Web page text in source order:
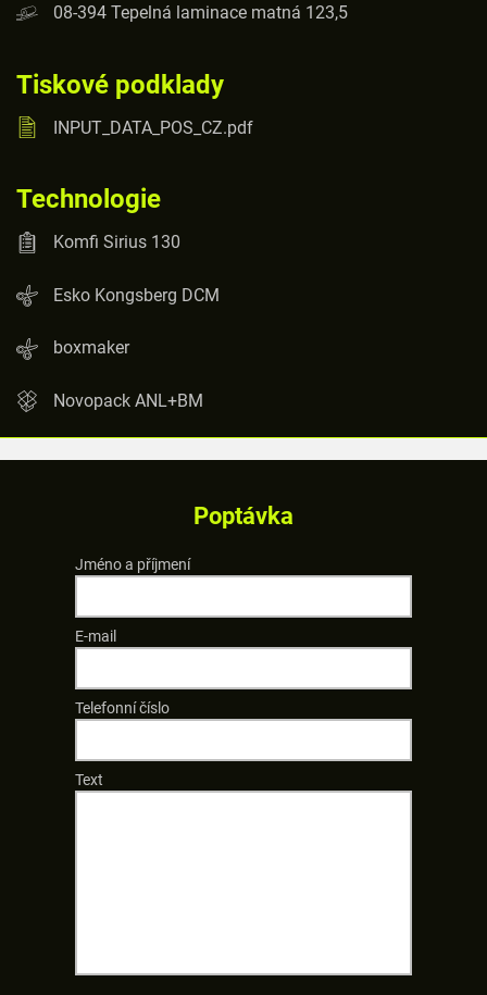
08-394 Tepelná laminace matná 123,5
Tiskové podklady
INPUT_DATA_POS_CZ.pdf
Technologie
Komfi Sirius 130
Esko Kongsberg DCM
boxmaker
Novopack ANL+BM
Poptávka
Jméno a příjmení
E-mail
Telefonní číslo
Text